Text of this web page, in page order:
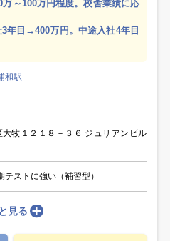
万～100万円程度。校舎業績に応
年目→400万円。中途入社4年目
和駅
大牧１２１８－３６ ジュリアンビル
テストに強い（補習型）
見る